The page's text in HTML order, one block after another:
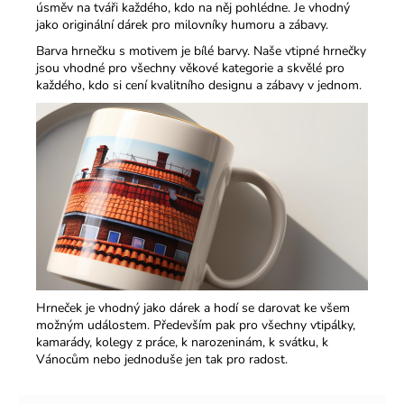
úsměv na tváři každého, kdo na něj pohlédne. Je vhodný
jako originální dárek pro milovníky humoru a zábavy.​
Barva hrnečku s motivem je bílé barvy. Naše vtipné hrnečky
jsou vhodné pro všechny věkové kategorie a skvělé pro
každého, kdo si cení kvalitního designu a zábavy v jednom.​
Hrneček je vhodný jako dárek a hodí se darovat ke všem
možným událostem. Především pak pro všechny vtipálky,
kamarády, kolegy z práce, k narozeninám, k svátku, k
Vánocům nebo jednoduše jen tak pro radost.